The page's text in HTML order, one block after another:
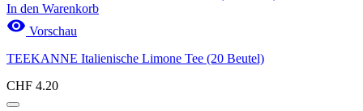
In den Warenkorb
 Vorschau
TEEKANNE Italienische Limone Tee (20 Beutel)
CHF 4.20